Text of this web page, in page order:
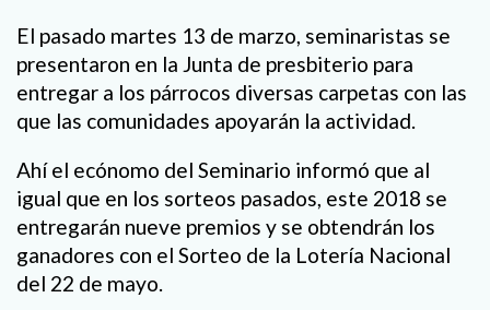
El pasado martes 13 de marzo, seminaristas se
presentaron en la Junta de presbiterio para
entregar a los párrocos diversas carpetas con las
que las comunidades apoyarán la actividad.
Ahí el ecónomo del Seminario informó que al
igual que en los sorteos pasados, este 2018 se
entregarán nueve premios y se obtendrán los
ganadores con el Sorteo de la Lotería Nacional
del 22 de mayo.